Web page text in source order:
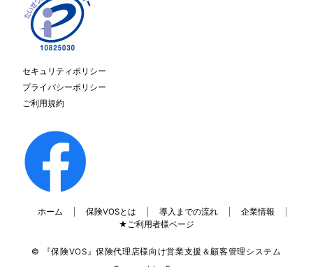
セキュリティポリシー
プライバシーポリシー
ご利用規約
ホーム 保険VOSとは 導入までの流れ
企業情報
★ご利用者様ページ
© 『保険VOS』保険代理店様向け営業支援＆顧客管理システム